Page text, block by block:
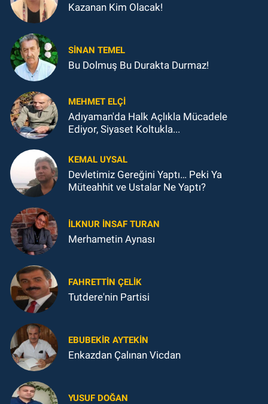
Kazanan Kim Olacak!
SINAN TEMEL
Bu Dolmuş Bu Durakta Durmaz!
MEHMET ELÇI
Adıyaman'da Halk Açlıkla Mücadele
Ediyor, Siyaset Koltukla...
KEMAL UYSAL
Devletimiz Gereğini Yaptı… Peki Ya
Müteahhit ve Ustalar Ne Yaptı?
İLKNUR İNSAF TURAN
Merhametin Aynası
FAHRETTIN ÇELİK
Tutdere'nin Partisi
EBUBEKIR AYTEKIN
Enkazdan Çalınan Vicdan
YUSUF DOĞAN